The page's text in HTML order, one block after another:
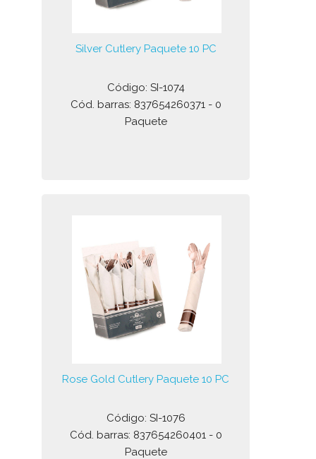
Silver Cutlery Paquete 10 PC
Código: SI-1074
Cód. barras: 837654260371 - 0
Paquete
Rose Gold Cutlery Paquete 10 PC
Código: SI-1076
Cód. barras: 837654260401 - 0
Paquete